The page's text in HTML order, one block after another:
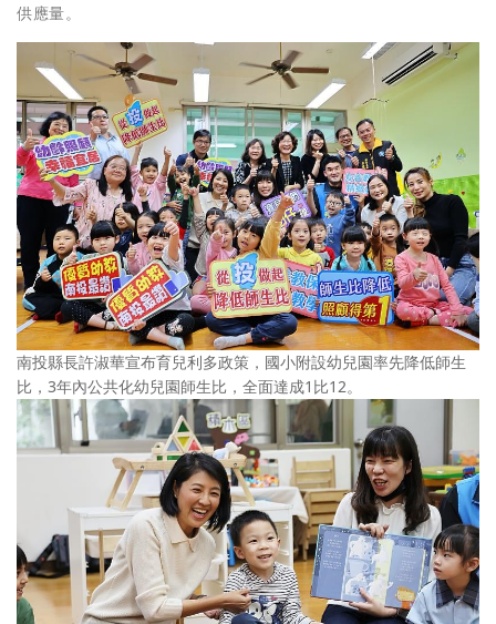
供應量。
南投縣長許淑華宣布育兒利多政策，國小附設幼兒園率先降低師生
比，3年內公共化幼兒園師生比，全面達成1比12。